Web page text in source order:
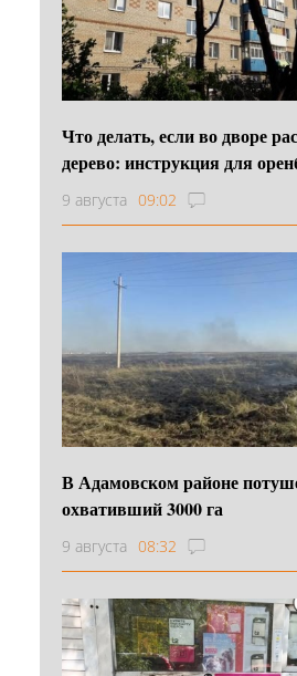
Что делать, если во дворе
дерево: инструкция для
9 августа 09:02
В Адамовском районе
охвативший 3000 га
9 августа 08:32